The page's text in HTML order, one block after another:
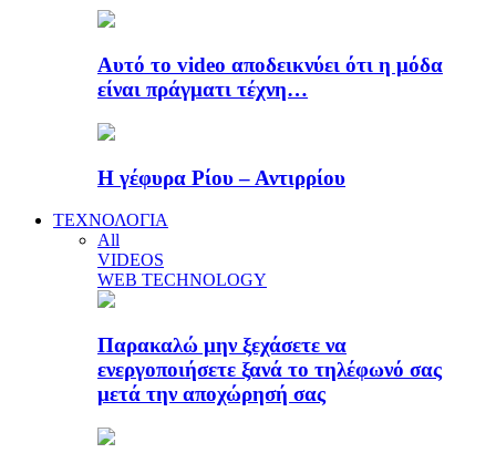
Αυτό το video αποδεικνύει ότι η μόδα
είναι πράγματι τέχνη…
Η γέφυρα Ρίου – Αντιρρίου
ΤΕΧΝΟΛΟΓΙΑ
All
VIDEOS
WEB TECHNOLOGY
Παρακαλώ μην ξεχάσετε να
ενεργοποιήσετε ξανά το τηλέφωνό σας
μετά την αποχώρησή σας